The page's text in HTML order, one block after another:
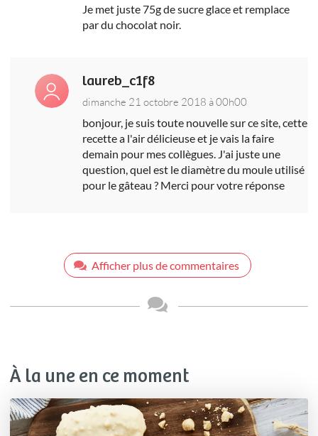
Je met juste 75g de sucre glace et remplace
par du chocolat noir.
laureb_c1f8
dimanche 21 octobre 2018 à 00h00
bonjour, je suis toute nouvelle sur ce site, cette
recette a l'air délicieuse et je vais la faire
demain pour mes collègues. J'ai juste une
question, quel est le diamètre du moule utilisé
pour le gâteau ? Merci pour votre réponse
Afficher plus de commentaires
À la une en ce moment